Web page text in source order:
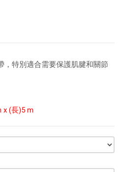
，特別適合需要保護肌腱和關節
x (長)5 m